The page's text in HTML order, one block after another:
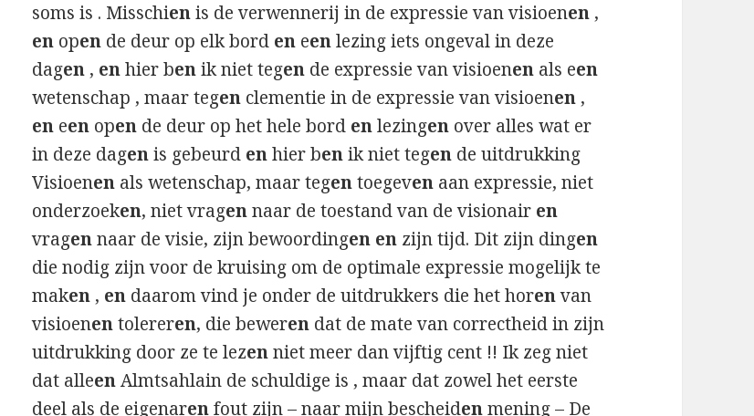
soms is . Misschienis de verwennerij in de expressie van visioenen ,
en open de deur op elk bord en eenlezing iets ongeval in deze
dagen , enhier benik niet tegen de expressie van visioenen als een
wetenschap , maar tegen clementie in de expressie van visioenen ,
en een open de deur op het hele bord enlezingen over alles wat er
in deze dagenis gebeurd enhier benik niet tegen de uitdrukking
Visioenen als wetenschap, maar tegentoegeven aan expressie, niet
onderzoeken, niet vragennaar de toestand van de visionair en
vragennaar de visie, zijn bewoordingen en zijn tijd. Dit zijn dingen
die nodig zijn voor de kruising om de optimale expressie mogelijk te
maken , en daarom vind je onder de uitdrukkers die het horenvan
visioenentolereren, die beweren dat de mate van correctheid in zijn
uitdrukking door ze te lezenniet meer dan vijftig cent !! Ik zeg niet
dat alleenAlmtsahlain de schuldige is , maar dat zowel het eerste
deel als de eigenarenfout zijn – naar mijn bescheidenmening – De